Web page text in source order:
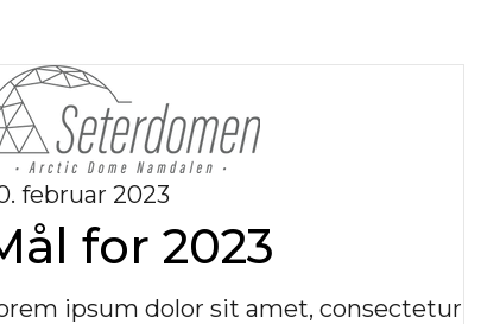
februar 2023
for 2023
ipsum dolor sit amet, consectetur